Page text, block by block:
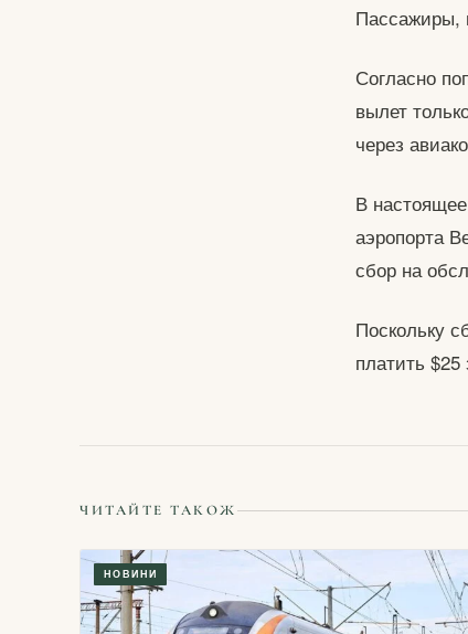
Пассажиры,
Согласно
вылет
через
В
аэропорта
сбор на
Поскольку
платить
ЧИТАЙТЕ ТАКОЖ
НОВИНИ